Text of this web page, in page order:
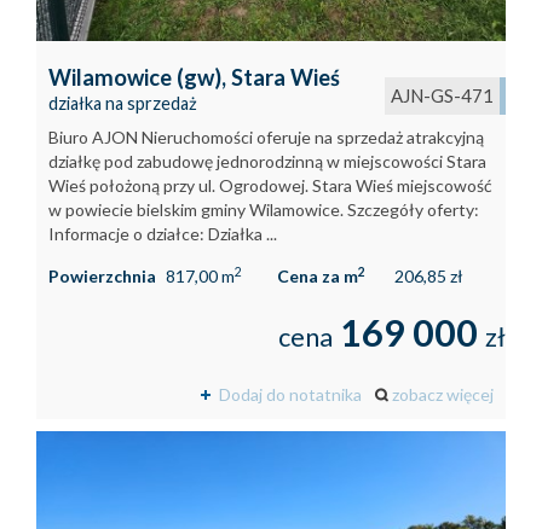
Wilamowice (gw),Stara Wieś
działka na sprzedaż AJN-GS-471
Biuro AJON Nieruchomości oferuje na sprzedaż atrakcyjną
działkę pod zabudowę jednorodzinną w miejscowości Stara
Wieś położoną przy ul. Ogrodowej. Stara Wieś miejscowość
w powiecie bielskim gminy Wilamowice. Szczegóły oferty:
Informacje o działce: Działka ...
Powierzchnia 817,00 m2 Cena za m2 206,85 zł
cena 169 000 zł
Dodaj do notatnika zobacz więcej